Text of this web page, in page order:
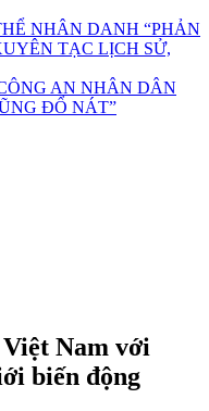
NHÂN DANH “PHẢN
TẠC LỊCH SỬ,
AN NHÂN DÂN
ĐỔ NÁT”
Nam với
biến động